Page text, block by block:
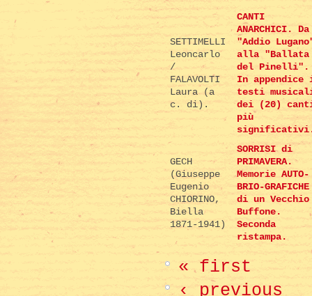
SETTIMELLI
Leoncarlo
/
FALAVOLTI
Laura (a
c. di).
CANTI
ANARCHICI. Da
"Addio
alla "Ballata
del Pinelli".
In appendice
testi
dei (20)
più
GECH
(Giuseppe
Eugenio
CHIORINO,
Biella
1871-1941)
SORRISI di
PRIMAVERA.
Memorie AUTO-
BRIO-GRAFICHE
di un Vecchio
Buffone.
Seconda
ristampa.
« first
‹ previous